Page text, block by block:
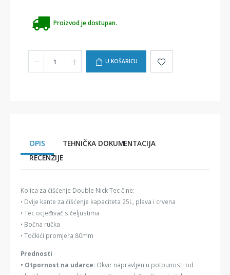
Proizvod je dostupan.
U KOŠARICU
OPIS
TEHNIČKA DOKUMENTACIJA
RECENZIJE
Kolica za čišćenje Double Nick Tec čine:
• Dvije kante za čišćenje kapaciteta 25L, plava i crvena
• Tec ocjeđivač s čeljustima
• Bočna ručka
• Točkići promjera 80mm
Prednosti
• Otpornost na udarce: Okvir napravljen u potpunosti od